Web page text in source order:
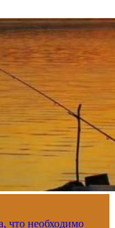
что необходимо